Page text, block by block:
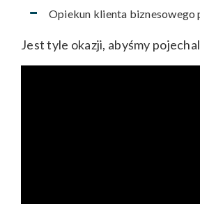
Opiekun klienta biznesowego
Jest tyle okazji, abyśmy